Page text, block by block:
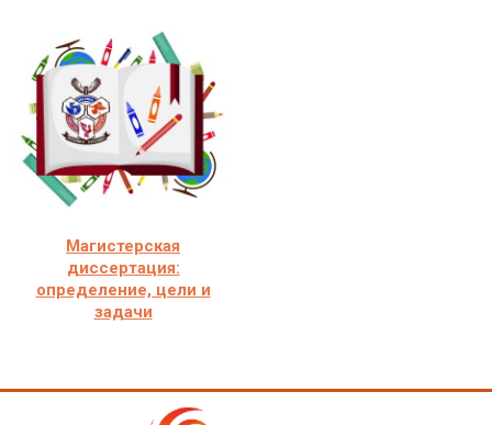
Магистерская
диссертация:
определение, цели и
задачи